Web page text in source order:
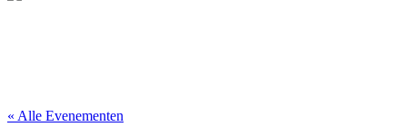
« Alle Evenementen